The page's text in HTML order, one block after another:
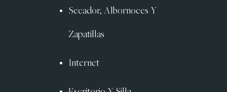
Secador, Albornoces Y
Zapatillas
Internet